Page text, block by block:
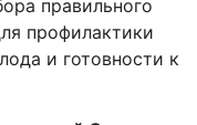
правильного
профилактики
и готовности к